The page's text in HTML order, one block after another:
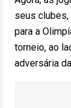
seus clubes,
para a
torneio, ao
adversária